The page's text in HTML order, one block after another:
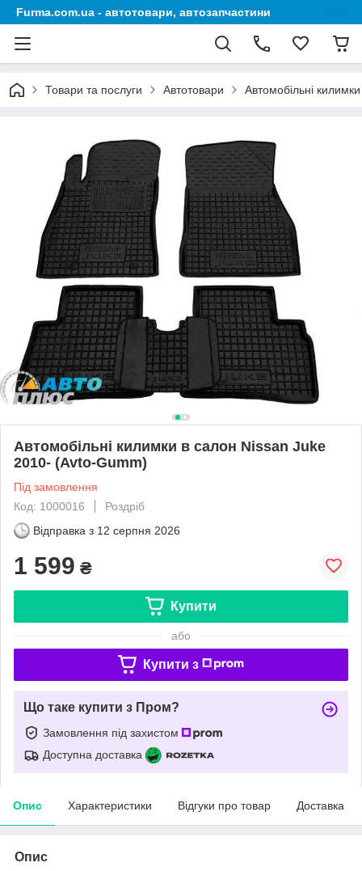
Furma.com.ua - автотовари, автозапчастини
Товари та послуги Автотовари Автомобільні килимки
Автомобільні килимки в салон Nissan Juke
2010- (Avto-Gumm)
Під замовлення
Код: 1000016
Роздріб
Відправка з 12 серпня 2026
1 599 ₴
Купити
або
Купити з
Що таке купити з Пром?
Замовлення під захистом
Доступна доставка
Опис Характеристики Відгуки про товар Доставка
Опис